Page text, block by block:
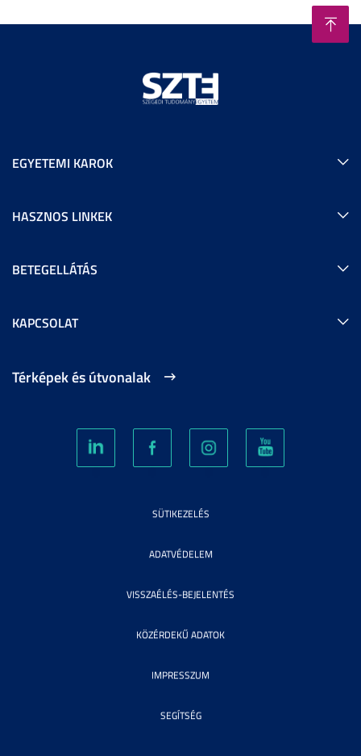
EGYETEMI KAROK
HASZNOS LINKEK
BETEGELLÁTÁS
KAPCSOLAT
Térképek és útvonalak
SÜTIKEZELÉS
ADATVÉDELEM
VISSZAÉLÉS-BEJELENTÉS
KÖZÉRDEKŰ ADATOK
IMPRESSZUM
SEGÍTSÉG